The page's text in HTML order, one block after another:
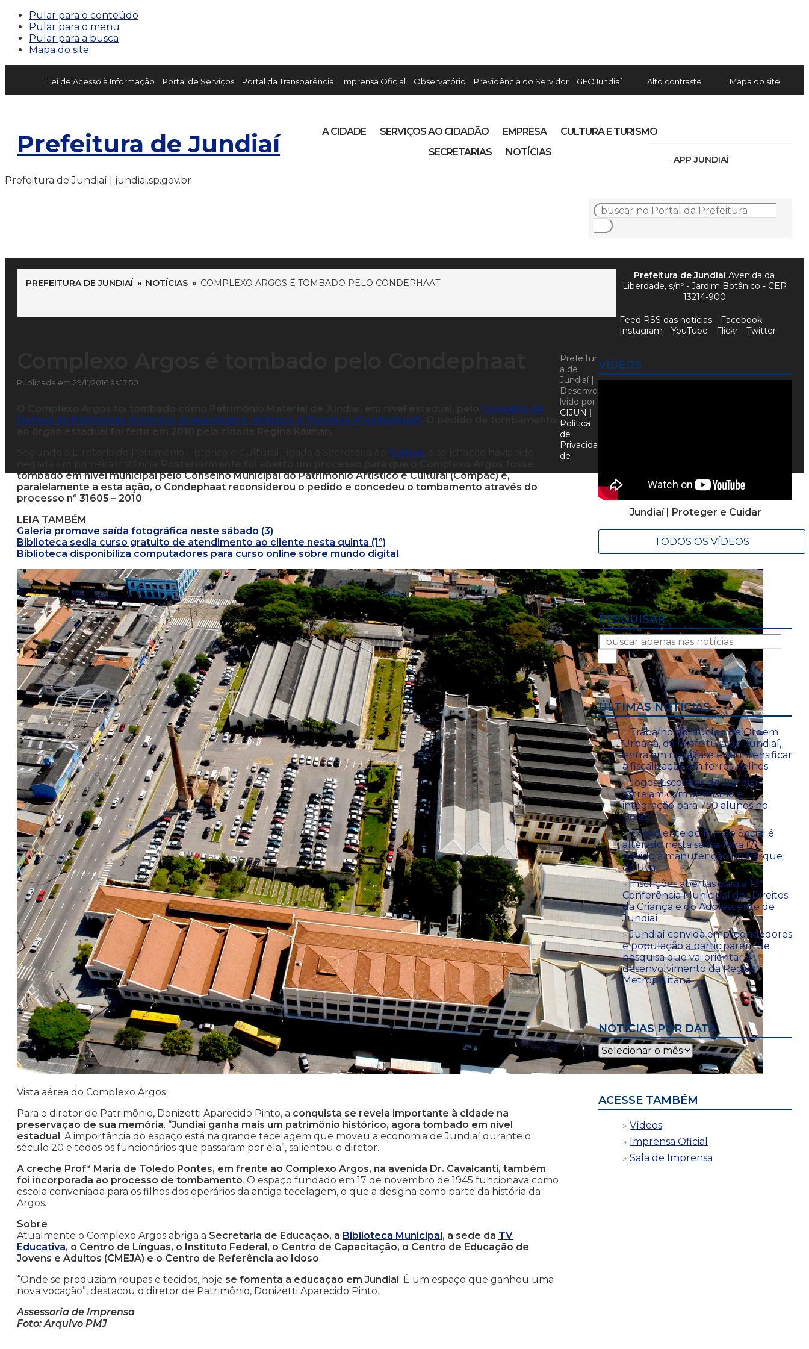
Pular para o conteúdo
Pular para o menu
Pular para a busca
Mapa do site
Lei de Acesso à Informação Portal de Serviços Portal da Transparência Imprensa Oficial Observatório Previdência do Servidor GEOJundiaí Alto contraste Mapa do site
Prefeitura de Jundiaí
APP JUNDIAÍ
A CIDADE SERVIÇOS AO CIDADÃO EMPRESA
CULTURA E TURISMO
SECRETARIAS
NOTÍCIAS
Prefeitura de Jundiaí | jundiai.sp.gov.br
PREFEITURA DE JUNDIAÍ » NOTÍCIAS » COMPLEXO ARGOS É TOMBADO PELO CONDEPHAAT
Publicada em 29/11/2016 às 17:50
Conselho de
Defesa do Patrimônio Histórico, Arqueológico, Artístico e Turístico (Condephaat)
Cultura
tombado em nível municipal pelo Conselho Municipal do Patrimônio Artístico e Cultural (Compac) e,
paralelamente a esta ação, o Condephaat reconsiderou o pedido e concedeu o tombamento através do
processo nº 31605 – 2010.
LEIA TAMBÉM
Galeria promove saída fotográfica neste sábado (3)
Biblioteca sedia curso gratuito de atendimento ao cliente nesta quinta (1º)
Biblioteca disponibiliza computadores para curso online sobre mundo digital
Vista aérea do Complexo Argos
Para o diretor de Patrimônio, Donizetti Aparecido Pinto, a conquista se revela importante à cidade na
preservação de sua memória. “Jundiaí ganha mais um patrimônio histórico, agora tombado em nível
estadual. A importância do espaço está na grande tecelagem que moveu a economia de Jundiaí durante o
século 20 e todos os funcionários que passaram por ela”, salientou o diretor.
A creche Profª Maria de Toledo Pontes, em frente ao Complexo Argos, na avenida Dr. Cavalcanti, também
foi incorporada ao processo de tombamento. O espaço fundado em 17 de novembro de 1945 funcionava como
escola conveniada para os filhos dos operários da antiga tecelagem, o que a designa como parte da história da
Argos.
Sobre
Atualmente o Complexo Argos abriga a Secretaria de Educação, a Biblioteca Municipal, a sede da TV
Educativa, o Centro de Línguas, o Instituto Federal, o Centro de Capacitação, o Centro de Educação de
Jovens e Adultos (CMEJA) e o Centro de Referência ao Idoso.
“Onde se produziam roupas e tecidos, hoje se fomenta a educação em Jundiaí. É um espaço que ganhou uma
nova vocação”, destacou o diretor de Patrimônio, Donizetti Aparecido Pinto.
Assessoria de Imprensa
Foto: Arquivo PMJ
VÍDEOS
Jundiaí | Proteger e Cuidar
TODOS OS VÍDEOS
PESQUISAR
ÚLTIMAS NOTÍCIAS
Trabalho do Núcleo de Ordem
Urbana, da Prefeitura de Jundiaí,
entra em nova fase e vai intensificar
a fiscalização em ferros-velhos
Jogos Escolares de Jundiaí
estreiam com atletismo e
integração para 750 alunos no
Bolão
Expediente do Fundo Social é
alterado nesta sexta-feira (7)
devido à manutenção no Parque
da Uva
Inscrições abertas para a 13ª
Conferência Municipal dos Direitos
da Criança e do Adolescente de
Jundiaí
Jundiaí convida empreendedores
e população a participarem de
pesquisa que vai orientar o
desenvolvimento da Região
Metropolitana
NOTÍCIAS POR DATA
Notícias
por
data
ACESSE TAMBÉM
Vídeos
Imprensa Oficial
Sala de Imprensa
Prefeitura de JundiaíAvenida da
Liberdade, s/nº - Jardim Botânico - CEP
13214-900
Feed RSS das notícias
Facebook
Instagram
YouTube Flickr Twitter
Prefeitur
a de
Jundiaí |
Desenvo
lvido por
CIJUN |
Política
de
Privacida
de